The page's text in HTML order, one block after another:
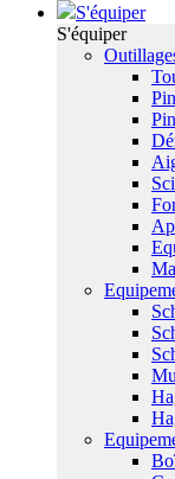
S'équiper
S'équiper